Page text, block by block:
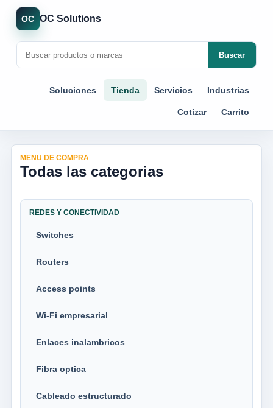
OC OC Solutions
Buscar
Soluciones Tienda Servicios Industrias
Cotizar Carrito
MENU DE COMPRA
Todas las categorias
REDES Y CONECTIVIDAD
Switches
Routers
Access points
Wi-Fi empresarial
Enlaces inalambricos
Fibra optica
Cableado estructurado